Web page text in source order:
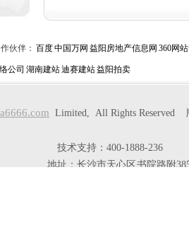
伙伴： 百度中国万网 益阳房地产信息网 360网
公司 湖南建站迪赛建站益阳拍卖
Limited, All Rights Reserved
技术支持：400-1888-236
地址：长沙市天心区书院路附